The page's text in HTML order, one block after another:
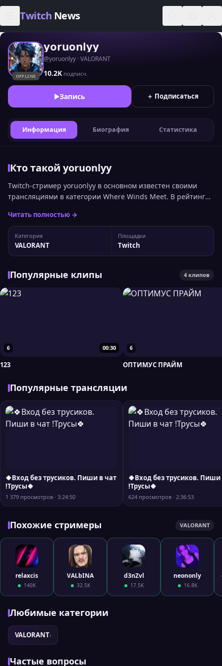
Skip to content
Twitch News
OFFLINE
yoruonlyy
@yoruonlyy · VALORANT
10.2K подписч.
Запись ＋ Подписаться
Информация Биография Статистика
Кто такой yoruonlyy
Twitch-стример yoruonlyy в основном известен своими
трансляциями в категории Where Winds Meet. В рейтинге
аудитории канал сейчас занимает 1788 место. Статистика
канала yoruonlyy Статистика канала: 10 050 подписчиков,
пиковый онлайн — 389 зрителей. Для более детального
анализа вы можете сравнить yoruonlyy...
Читать полностью →
Категория
VALORANT
Площадки
Twitch
Популярные клипы 4 клипов
00:30
6
123
6
ОПТИМУС ПРАЙМ
Популярные трансляции
🍀Вход без трусиков. Пиши в чат
!Трусы🍀
1 379 просмотров · 3:24:50
🍀Вход без трусиков. Пиши
!Трусы🍀
624 просмотров · 2:36:53
Похожие стримеры VALORANT
relaxcis
140K
VALbINA
32.5K
d3nZvl
17.5K
neononly
16.8K
Любимые категории
VALORANT›
Частые вопросы